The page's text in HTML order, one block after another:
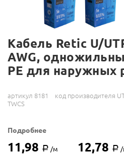
Кабель Retic U/
AWG,
PE для наружных
артикул 8181
код производителя
TWCS
Подробнее
11,98 Р /м 12,78 Р